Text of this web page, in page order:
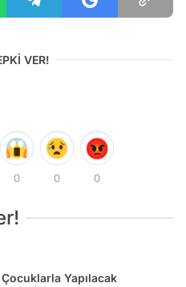
VER!
0 0 0
Yapılacak